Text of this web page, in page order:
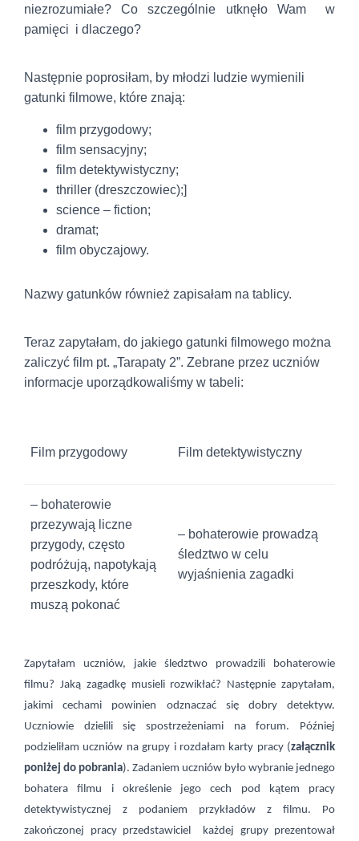
niezrozumiałe? Co szczególnie utknęło Wam w
pamięci i dlaczego?
Następnie poprosiłam, by młodzi ludzie wymienili
gatunki filmowe, które znają:
film przygodowy;
film sensacyjny;
film detektywistyczny;
thriller (dreszczowiec);]
science – fiction;
dramat;
film obyczajowy.
Nazwy gatunków również zapisałam na tablicy.
Teraz zapytałam, do jakiego gatunki filmowego można
zaliczyć film pt. „Tarapaty 2”. Zebrane przez uczniów
informacje uporządkowaliśmy w tabeli:
Film przygodowy Film detektywistyczny
– bohaterowie
przezywają liczne
przygody, często
podróżują, napotykają
przeszkody, które
muszą pokonać
– bohaterowie prowadzą
śledztwo w celu
wyjaśnienia zagadki
Zapytałam uczniów, jakie śledztwo prowadzili bohaterowie
filmu? Jaką zagadkę musieli rozwikłać? Następnie zapytałam,
jakimi cechami powinien odznaczać się dobry detektyw.
Uczniowie dzielili się spostrzeżeniami na forum. Później
podzieliłam uczniów na grupy i rozdałam karty pracy (załącznik
poniżej do pobrania). Zadaniem uczniów było wybranie jednego
bohatera filmu i określenie jego cech pod kątem pracy
detektywistycznej z podaniem przykładów z filmu. Po
zakończonej pracy przedstawiciel
każdej grupy prezentował